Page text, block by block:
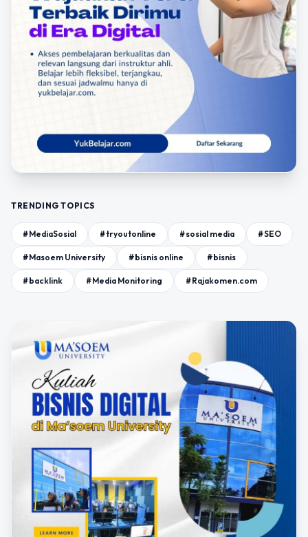
TRENDING TOPICS
#MediaSosial #tryoutonline #sosial media #SEO
#Masoem University #bisnis online #bisnis
#backlink #Media Monitoring #Rajakomen.com